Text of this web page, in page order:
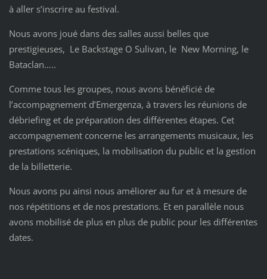
à aller s’inscrire au festival.
Nous avons joué dans des salles aussi belles que
prestigieuses, Le Backstage O Sulivan, le New Morning, le
Bataclan…..
Comme tous les groupes, nous avons bénéficié de
l’accompagnement d’Emergenza, à travers les réunions de
débriefing et de préparation des différentes étapes. Cet
accompagnement concerne les arrangements musicaux, les
prestations scéniques, la mobilisation du public et la gestion
de la billetterie.
Nous avons pu ainsi nous améliorer au fur et à mesure de
nos répétitions et de nos prestations. Et en parallèle nous
avons mobilisé de plus en plus de public pour les différentes
dates.